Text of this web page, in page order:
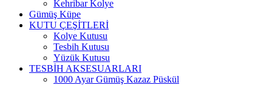
Kehribar Kolye
Gümüş Küpe
KUTU ÇEŞİTLERİ
Kolye Kutusu
Tesbih Kutusu
Yüzük Kutusu
TESBİH AKSESUARLARI
1000 Ayar Gümüş Kazaz Püskül